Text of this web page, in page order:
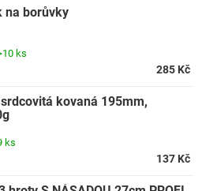
na borůvky
ks
285 Kč
kovaná 195mm,
ks
137 Kč